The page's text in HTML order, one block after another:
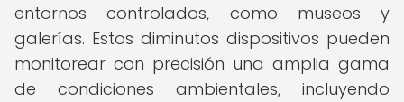
entornos controlados, como museos y
galerías. Estos diminutos dispositivos pueden
monitorear con precisión una amplia gama
de condiciones ambientales, incluyendo